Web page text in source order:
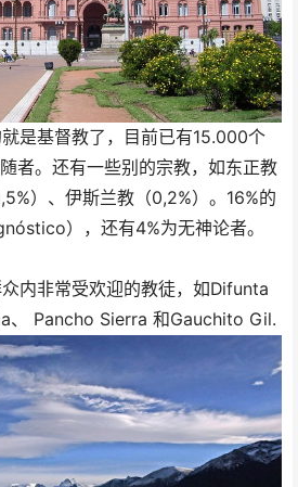
是基督教了，目前已有15.000个
者。还有一些别的宗教，如东正教
）、伊斯兰教（0,2%）。16%的
），还有4%为无神论者。
内非常受欢迎的教徒，如Difunta
、 Pancho Sierra 和Gauchito Gil.